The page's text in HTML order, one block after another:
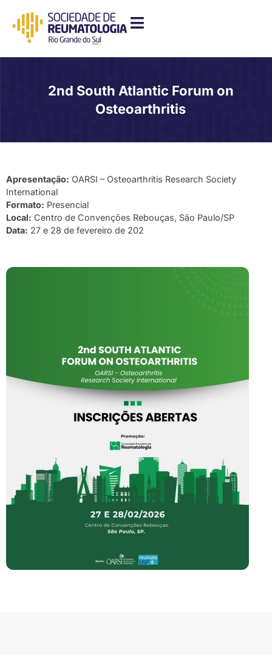
2nd South Atlantic Forum on
Osteoarthritis
Apresentação: OARSI – Osteoarthritis Research Society
International
Formato: Presencial
Local: Centro de Convenções Rebouças, São Paulo/SP
Data: 27 e 28 de fevereiro de 202